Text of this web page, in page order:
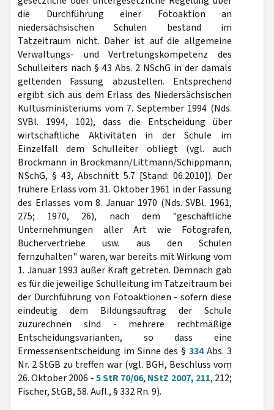
die Durchführung einer Fotoaktion an
niedersächsischen Schulen bestand im
Tatzeitraum nicht. Daher ist auf die allgemeine
Verwaltungs- und Vertretungskompetenz des
Schulleiters nach § 43 Abs. 2 NSchG in der damals
geltenden Fassung abzustellen. Entsprechend
ergibt sich aus dem Erlass des Niedersächsischen
Kultusministeriums vom 7. September 1994 (Nds.
SVBl. 1994, 102), dass die Entscheidung über
wirtschaftliche Aktivitäten in der Schule im
Einzelfall dem Schulleiter obliegt (vgl. auch
Brockmann in Brockmann/Littmann/Schippmann,
NSchG, § 43, Abschnitt 5.7 [Stand: 06.2010]). Der
frühere Erlass vom 31. Oktober 1961 in der Fassung
des Erlasses vom 8. Januar 1970 (Nds. SVBl. 1961,
275; 1970, 26), nach dem "geschäftliche
Unternehmungen aller Art wie Fotografen,
Büchervertriebe usw. aus den Schulen
fernzuhalten" waren, war bereits mit Wirkung vom
1. Januar 1993 außer Kraft getreten. Demnach gab
es für die jeweilige Schulleitung im Tatzeitraum bei
der Durchführung von Fotoaktionen - sofern diese
eindeutig dem Bildungsauftrag der Schule
zuzurechnen sind - mehrere rechtmäßige
Entscheidungsvarianten, so dass eine
Ermessensentscheidung im Sinne des § 334Abs. 3
Nr. 2 StGB zu treffen war (vgl. BGH, Beschluss vom
26. Oktober 2006 -5 StR 70/06, NStZ 2007, 211, 212;
Fischer, StGB, 58. Aufl., § 332 Rn. 9).